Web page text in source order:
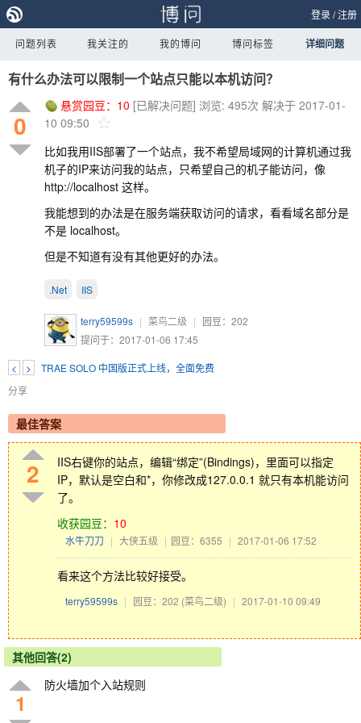
登录/注册
问题列表 我关注的 我的博问 博问标签 详细问题
有什么办法可以限制一个站点只能以本机访问？
0
悬赏园豆： 10 [已解决问题] 浏览: 495次 解决于 2017-01-
10 09:50
比如我用IIS部署了一个站点，我不希望局域网的计算机通过我
机子的IP来访问我的站点，只希望自己的机子能访问，像
http://localhost 这样。
我能想到的办法是在服务端获取访问的请求，看看域名部分是
不是 localhost。
但是不知道有没有其他更好的办法。
.Net IIS
terry59599s | 菜鸟二级 | 园豆： 202
提问于：2017-01-06 17:45
< >
TRAE SOLO 中国版正式上线，全面免费
分享
最佳答案
2
IIS右键你的站点，编辑“绑定”(Bindings)，里面可以指定
IP，默认是空白和*，你修改成127.0.0.1 就只有本机能访问
了。
收获园豆： 10
水牛刀刀 | 大侠五级 | 园豆：6355 | 2017-01-06 17:52
看来这个方法比较好接受。
terry59599s | 园豆：202 (菜鸟二级) | 2017-01-10 09:49
其他回答(2)
1
防火墙加个入站规则